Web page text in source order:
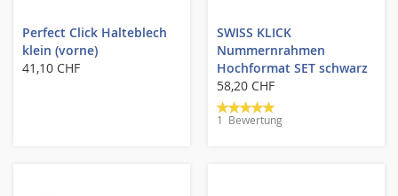
Perfect Click Halteblech
klein (vorne)
41,10 CHF
SWISS KLICK
Nummernrahmen
Hochformat SET schwarz
58,20 CHF
Bewertung:
100%
1 Bewertung